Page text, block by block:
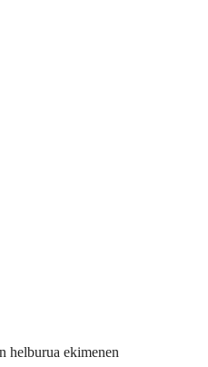
helburua ekimenen